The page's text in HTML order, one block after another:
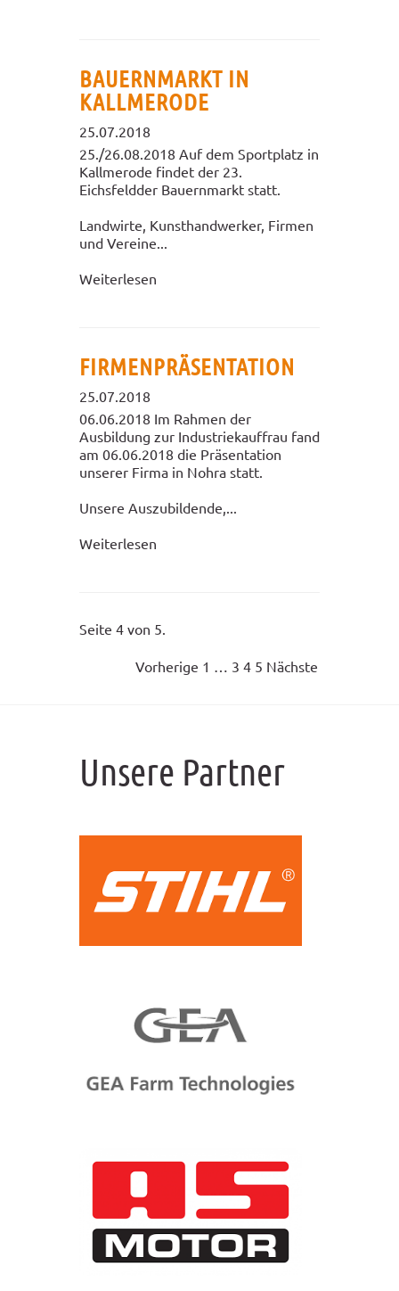
BAUERNMARKT IN
KALLMERODE
25.07.2018
25./26.08.2018 Auf dem Sportplatz in
Kallmerode findet der 23.
Eichsfeldder Bauernmarkt statt.
Landwirte, Kunsthandwerker, Firmen
und Vereine...
Weiterlesen
FIRMENPRÄSENTATION
25.07.2018
06.06.2018 Im Rahmen der
Ausbildung zur Industriekauffrau fand
am 06.06.2018 die Präsentation
unserer Firma in Nohra statt.
Unsere Auszubildende,...
Weiterlesen
Seite 4 von 5.
Vorherige 1 3 4 5 Nächste
Unsere Partner